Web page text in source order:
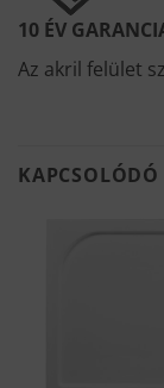
10 ÉV
Az akril felület
KAPCSOLÓDÓ